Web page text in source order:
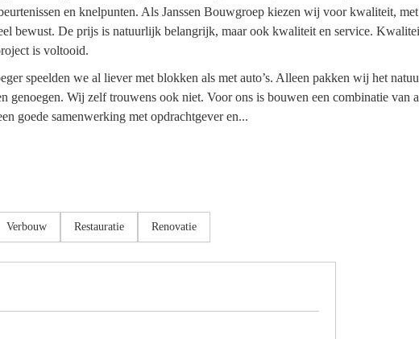
en knelpunten. Als Janssen Bouwgroep kiezen wij voor kwaliteit,
bewust. De prijs is natuurlijk belangrijk, maar ook kwaliteit en service.
is voltooid.
speelden we al liever met blokken als met auto’s. Alleen pakken wij het
genoegen. Wij zelf trouwens ook niet. Voor ons is bouwen een combinatie van
goede samenwerking met opdrachtgever en...
Verbouw Restauratie Renovatie